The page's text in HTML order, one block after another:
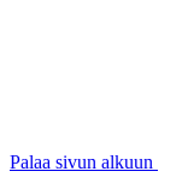
Palaa sivun alkuun